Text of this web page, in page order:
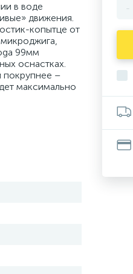
в воде
движения.
копытце от
99мм
оснастках.
покрупнее –
максимально
-